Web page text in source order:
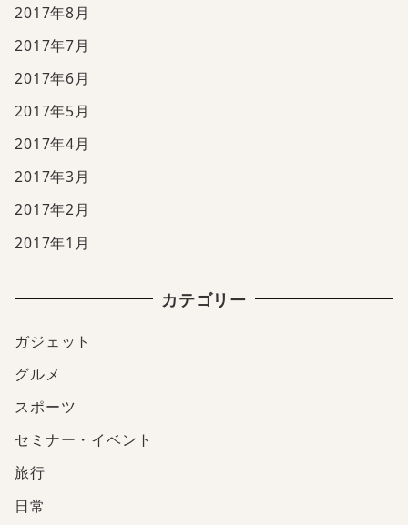
2017年8月
2017年7月
2017年6月
2017年5月
2017年4月
2017年3月
2017年2月
2017年1月
カテゴリー
ガジェット
グルメ
スポーツ
セミナー・イベント
旅行
日常